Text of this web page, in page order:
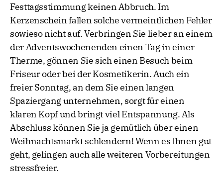
Festtagsstimmung keinen Abbruch. Im
Kerzenschein fallen solche vermeintlichen Fehler
sowieso nicht auf. Verbringen Sie lieber an einem
der Adventswochenenden einen Tag in einer
Therme, gönnen Sie sich einen Besuch beim
Friseur oder bei der Kosmetikerin. Auch ein
freier Sonntag, an dem Sie einen langen
Spaziergang unternehmen, sorgt für einen
klaren Kopf und bringt viel Entspannung. Als
Abschluss können Sie ja gemütlich über einen
Weihnachtsmarkt schlendern! Wenn es Ihnen gut
geht, gelingen auch alle weiteren Vorbereitungen
stressfreier.